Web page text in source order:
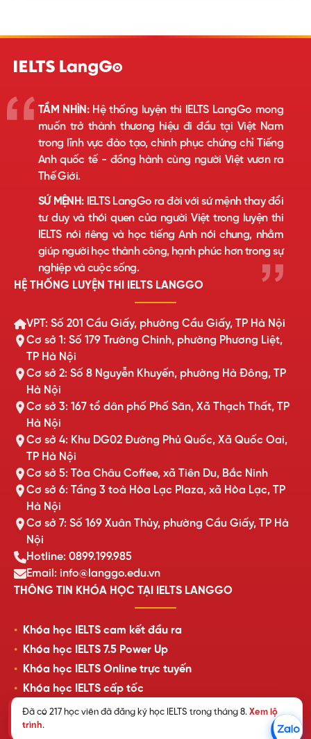
Đã có 217 học viên đã đăng ký học IELTS trong tháng 8. Xem lộ
trình.
TẦM NHÌN:Hệ thống luyện thi IELTS LangGo mong
muốn trở thành thương hiệu đi đầu tại Việt Nam
trong lĩnh vực đào tạo, chinh phục chứng chỉ Tiếng
Anh quốc tế - đồng hành cùng người Việt vươn ra
Thế Giới.
SỨ MỆNH:IELTS LangGo ra đời với sứ mệnh thay đổi
tư duy và thói quen của người Việt trong luyện thi
IELTS nói riêng và học tiếng Anh nói chung, nhằm
giúp người học thành công, hạnh phúc hơn trong sự
nghiệp và cuộc sống.
HỆ THỐNG LUYỆN THI IELTS LANGGO
VPT: Số 201 Cầu Giấy, phường Cầu Giấy, TP Hà Nội
Cơ sở 1: Số 179 Trường Chinh, phường Phương Liệt,
TP Hà Nội
Cơ sở 2: Số 8 Nguyễn Khuyến, phường Hà Đông, TP
Hà Nội
Cơ sở 3: 167 tổ dân phố Phố Săn, Xã Thạch Thất, TP
Hà Nội
Cơ sở 4: Khu DG02 Đường Phủ Quốc, Xã Quốc Oai,
TP Hà Nội
Cơ sở 5: Tòa Châu Coffee, xã Tiên Du, Bắc Ninh
Cơ sở 6: Tầng 3 toà Hòa Lạc Plaza, xã Hòa Lạc, TP
Hà Nội
Cơ sở 7: Số 169 Xuân Thủy, phường Cầu Giấy, TP Hà
Nội
Hotline: 0899.199.985
Email: info@langgo.edu.vn
THÔNG TIN KHÓA HỌC TẠI IELTS LANGGO
Khóa học IELTS cam kết đầu ra
Khóa học IELTS 7.5 Power Up
Khóa học IELTS Online trực tuyến
Khóa học IELTS cấp tốc
Lịch khai giảng lớp học mới nhất
Review của học viên LangGo